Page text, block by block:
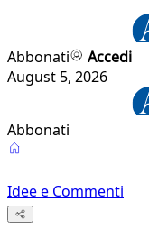
Abbonati
Accedi
August 5, 2026
Abbonati
Idee e Commenti